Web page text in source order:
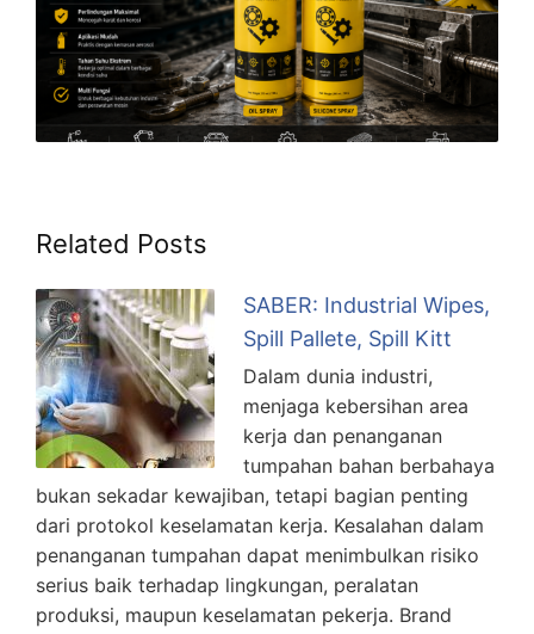
Related Posts
SABER: Industrial Wipes,
Spill Pallete, Spill Kitt
Dalam dunia industri,
menjaga kebersihan area
kerja dan penanganan
tumpahan bahan berbahaya
bukan sekadar kewajiban, tetapi bagian penting
dari protokol keselamatan kerja. Kesalahan dalam
penanganan tumpahan dapat menimbulkan risiko
serius baik terhadap lingkungan, peralatan
produksi, maupun keselamatan pekerja. Brand